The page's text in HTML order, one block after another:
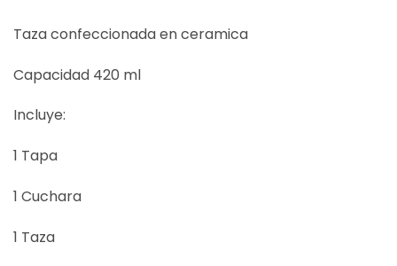
Taza confeccionada en ceramica
Capacidad 420 ml
Incluye:
1 Tapa
1 Cuchara
1 Taza